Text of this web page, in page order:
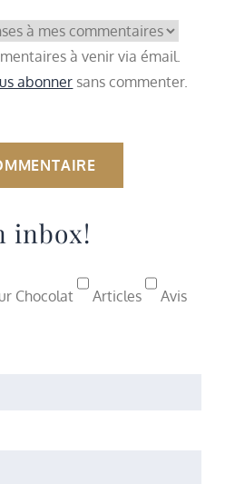
à venir via émail.
abonner sans commenter.
inbox!
Chocolat Articles
Avis